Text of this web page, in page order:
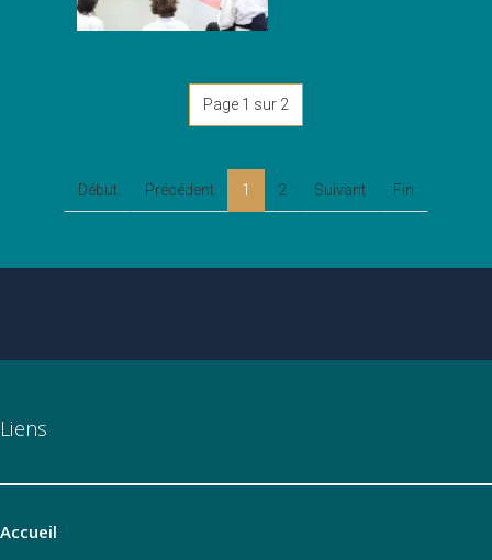
Page 1 sur 2
Début Précédent 1 2 Suivant Fin
Liens
Accueil